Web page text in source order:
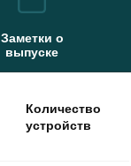
Заметки о
выпуске
Количество
устройств